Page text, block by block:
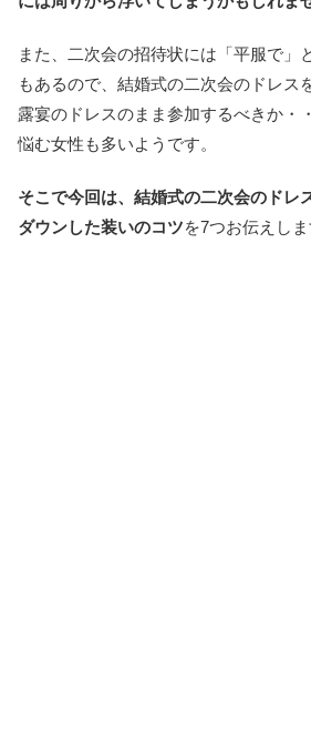
また、二次会の招待状には「平服で」
もあるので、結婚式の二次会のドレス
露宴のドレスのまま参加するべきか・
悩む女性も多いようです。
そこで今回は、結婚式の二次会のドレ
ダウンした装いのコツを7つお伝えしま